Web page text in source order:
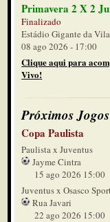
Primavera 2 X 2
Finalizado
Estádio Gigante da
08 ago 2026 - 17:00
Clique aqui para
Vivo!
Próximos Jogos
Copa Paulista
Paulista x Juventus
Jayme Cintra
15 ago 2026 15:00
Juventus x Osasco
Rua Javari
22 ago 2026 15:00